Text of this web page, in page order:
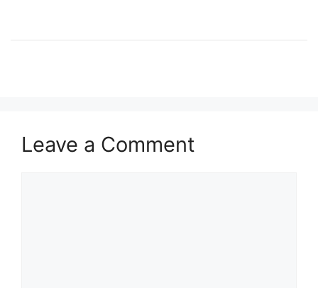
Leave a Comment